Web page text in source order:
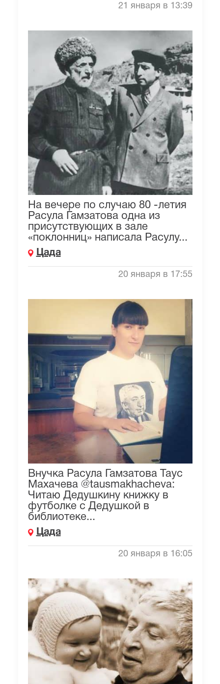
21 января в 13:39
На вечере по случаю 80 -летия
Расула Гамзатова одна из
присутствующих в зале
«поклонниц» написала Расулу...
Цада
20 января в 17:55
Внучка Расула Гамзатова Таус
Махачева @tausmakhacheva:
Читаю Дедушкину книжку в
футболке с Дедушкой в
библиотеке...
Цада
20 января в 16:05